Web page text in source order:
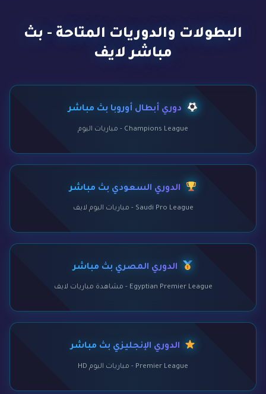
البطولات والدوريات المتاحة - بث
مباشر لايف
دوري أبطال أوروبا بث مباشر
Champions League - مباريات اليوم
الدوري السعودي بث مباشر
Saudi Pro League - مباريات اليوم لايف
الدوري المصري بث مباشر
Egyptian Premier League - مشاهدة مباريات لايف
الدوري الإنجليزي بث مباشر
Premier League - مباريات اليوم HD